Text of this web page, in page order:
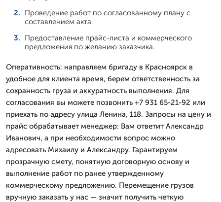
Проведение работ по согласованному плану с
составлением акта.
Предоставление прайс-листа и коммерческого
предложения по желанию заказчика.
Оперативность: направляем бригаду в Красноярск в
удобное для клиента время, берем ответственность за
сохранность груза и аккуратность выполнения. Для
согласования вы можете позвонить +7 931 65-21-92 или
приехать по адресу улица Ленина, 118. Запросы на цену и
прайс обрабатывает менеджер: Вам ответит Александр
Иванович, а при необходимости вопрос можно
адресовать Михаилу и Александру. Гарантируем
прозрачную смету, понятную договорную основу и
выполнение работ по ранее утвержденному
коммерческому предложению. Перемещение грузов
вручную заказать у нас — значит получить четкую